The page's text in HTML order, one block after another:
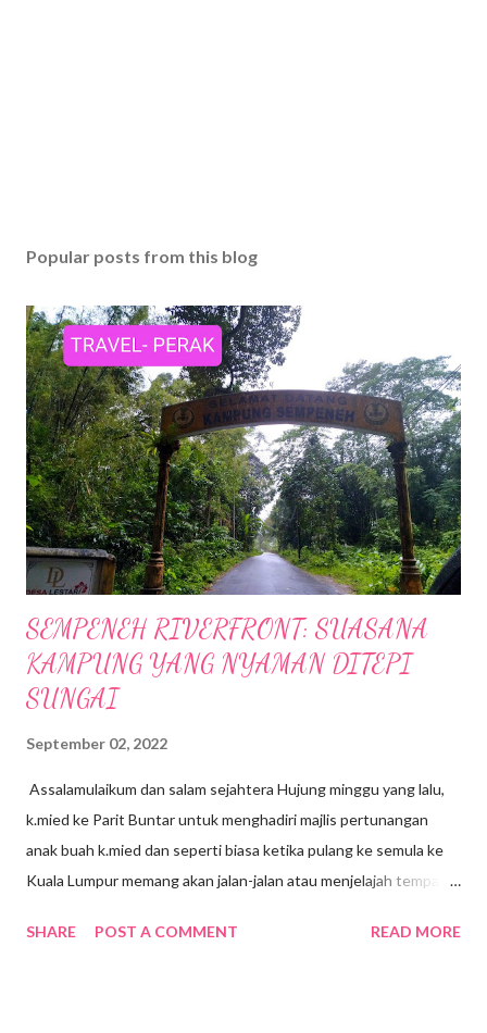
Popular posts from this blog
SEMPENEH RIVERFRONT: SUASANA
KAMPUNG YANG NYAMAN DITEPI
SUNGAI
September 02, 2022
Assalamulaikum dan salam sejahtera Hujung minggu yang lalu,
k.mied ke Parit Buntar untuk menghadiri majlis pertunangan
anak buah k.mied dan seperti biasa ketika pulang ke semula ke
Kuala Lumpur memang akan jalan-jalan atau menjelajah tempat-
k mied decide nak ke Daerah Batu Kurau , Taiping Perak .
SHARE POST A COMMENT READ MORE